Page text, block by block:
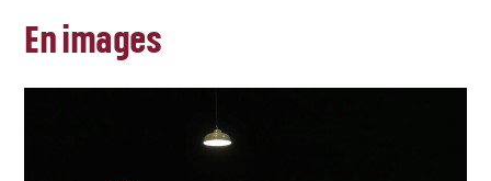
En images